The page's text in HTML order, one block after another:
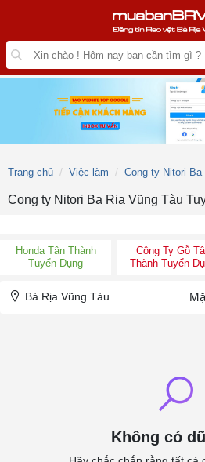
Trang chủ Việc làm Cong ty Nitori Ba
Cong ty Nitori Ba Ria Vũng Tàu
Honda Tân Thành
Tuyển Dụng
Công Ty Gỗ
Thành Tuyển
Bà Rịa Vũng Tàu
Không có